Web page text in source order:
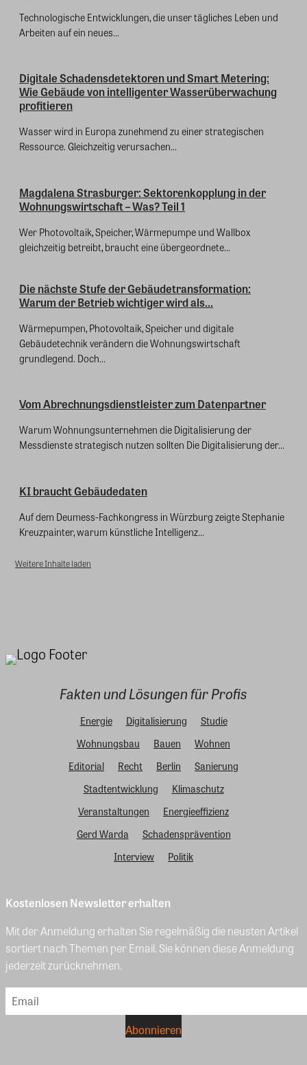
Technologische Entwicklungen, die unser tägliches Leben und
Arbeiten auf ein neues...
Digitale Schadensdetektoren und Smart Metering:
Wie Gebäude von intelligenter Wasserüberwachung
profitieren
Wasser wird in Europa zunehmend zu einer strategischen
Ressource. Gleichzeitig verursachen...
Magdalena Strasburger: Sektorenkopplung in der
Wohnungswirtschaft – Was? Teil 1
Wer Photovoltaik, Speicher, Wärmepumpe und Wallbox
gleichzeitig betreibt, braucht eine übergeordnete...
Die nächste Stufe der Gebäudetransformation:
Warum der Betrieb wichtiger wird als...
Wärmepumpen, Photovoltaik, Speicher und digitale
Gebäudetechnik verändern die Wohnungswirtschaft
grundlegend. Doch...
Vom Abrechnungsdienstleister zum Datenpartner
Warum Wohnungsunternehmen die Digitalisierung der
Messdienste strategisch nutzen sollten Die Digitalisierung der...
KI braucht Gebäudedaten
Auf dem Deumess-Fachkongress in Würzburg zeigte Stephanie
Kreuzpainter, warum künstliche Intelligenz...
Weitere Inhalte laden
Fakten und Lösungen für Profis
Energie Digitalisierung
Studie
Wohnungsbau
Bauen
Wohnen
Editorial
Recht Berlin
Sanierung
Stadtentwicklung
Klimaschutz
Veranstaltungen
Energieeffizienz
Gerd Warda
Schadensprävention
Interview
Politik
Kostenlosen Newsletter erhalten
Mit der Anmeldung erhalten Sie regelmäßig die neusten Artikel
sortiert nach Themen per Email. Sie können diese Anmeldung
jederzeit zurücknehmen.